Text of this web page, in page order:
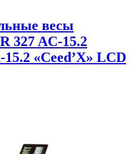
весы
327 AC-15.2
«Ceed’X» LCD